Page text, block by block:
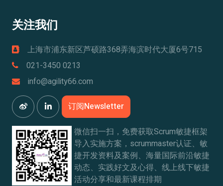
关注我们
上海市浦东新区芦硕路368弄海滨时代大厦6号715
021-3450 0213
info@agility66.com
订阅Newsletter
微信扫一扫，免费获取Scrum敏捷框架
导入实施方案，scrummaster认证、敏
捷开发资料及案例、海量国际前沿敏捷
动态、实践好文及心得、线上线下敏捷
活动分享和最新课程排期